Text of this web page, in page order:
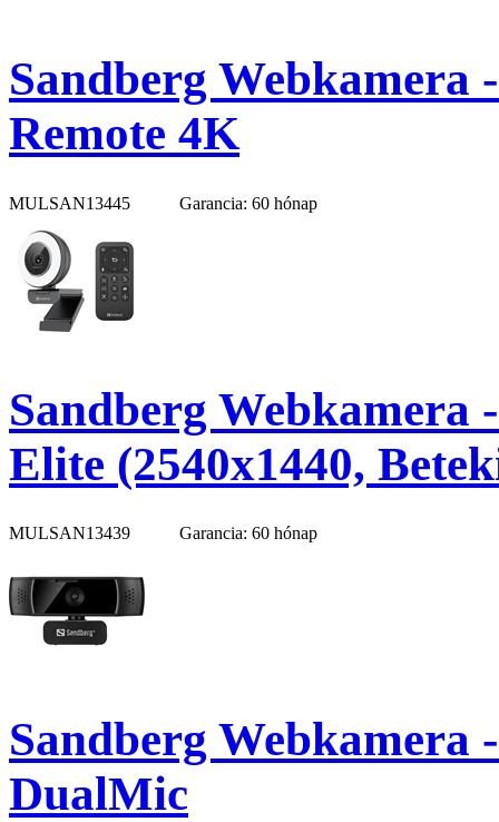
Sandberg Webkamera
Remote 4K
MULSAN13445 Garancia: 60 hónap
Sandberg Webkamera
Elite (2540x1440,
MULSAN13439 Garancia: 60 hónap
Sandberg Webkamera
DualMic